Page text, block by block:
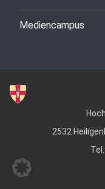
Mediencampus
2532